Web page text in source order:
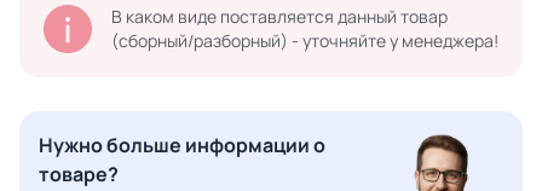
В каком виде поставляется данный товар
(сборный/разборный) - уточняйте у менеджера!
Нужно больше информации о
товаре?